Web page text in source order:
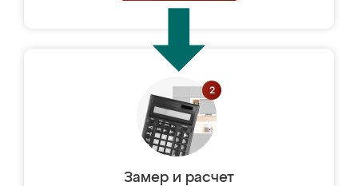
Замер и расчет